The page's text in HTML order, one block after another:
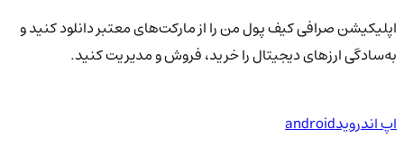
اپلیکیشن صرافی کیف پول من را از مارکت‌های معتبر دانلود کنید و
به‌سادگی ارزهای دیجیتال را خرید، فروش و مدیریت کنید.
اپ اندرویدandroid